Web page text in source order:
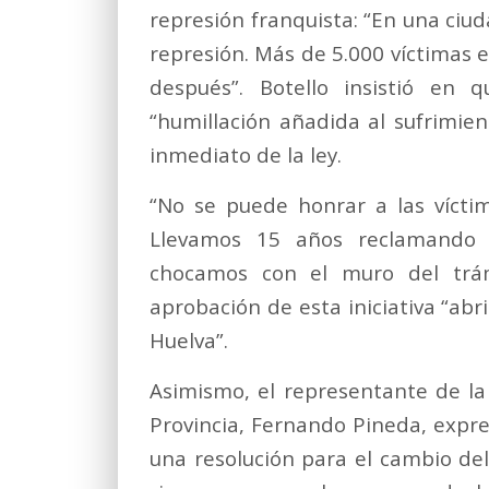
represión franquista: “En una
represión. Más de 5.000 víctimas
después”. Botello insistió en
“humillación añadida al
inmediato de la ley.
“No se puede honrar a las
Llevamos 15 años
chocamos con el muro del
aprobación de esta iniciativa
Huelva”.
Asimismo, el representante de
Provincia, Fernando Pineda,
una resolución para el cambio